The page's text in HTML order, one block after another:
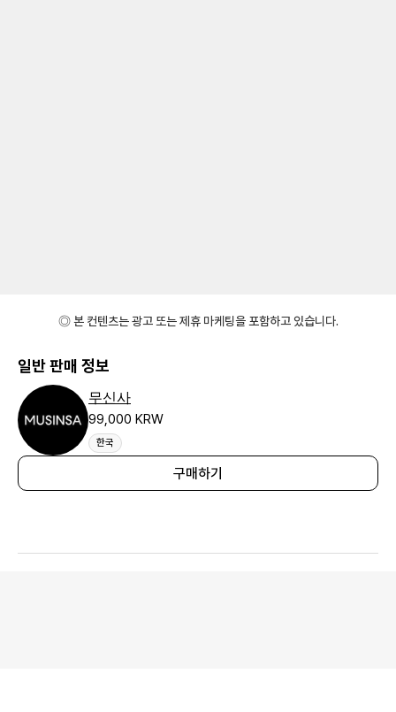
◎ 본 컨텐츠는 광고 또는 제휴 마케팅을 포함하고 있습니다.
일반 판매 정보
무신사
99,000 KRW
한국
구매하기